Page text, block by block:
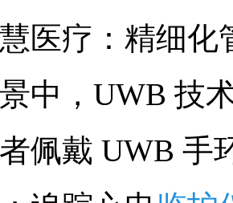
慧医疗：精细
中，UWB 技
佩戴 UWB 手